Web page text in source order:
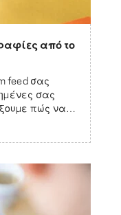
από το
feed σας
σας
πώς να